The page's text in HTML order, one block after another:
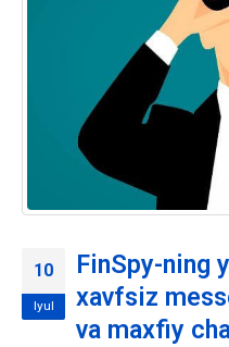
10
Iyul
FinSpy-ning
xavfsiz
va maxfiy